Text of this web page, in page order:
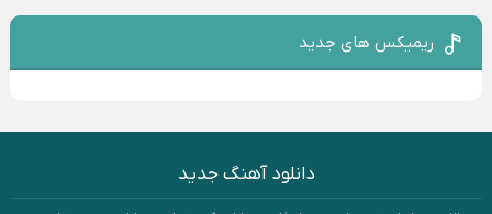
ریمیکس های جدید
دانلود آهنگ جدید